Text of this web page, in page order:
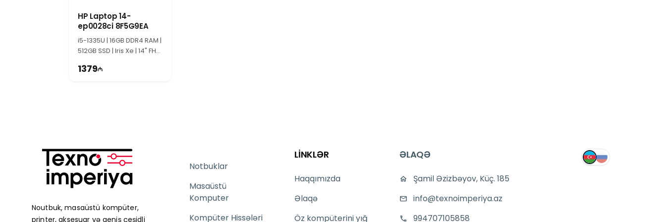
HP Laptop 14-
ep0028ci 8F5G9EA
i5-1335U | 16GB DDR4 RAM |
512GB SSD | Iris Xe | 14" FHD
1379
Noutbuk, masaüstü kompüter,
printer, aksesuar və geniş çeşidli
Notbuklar
Masaüstü
Komputer
Kompüter Hissələri
LİNKLƏR
Haqqımızda
Əlaqə
Öz kompüterini yığ
ƏLAQƏ
Şamil Əzizbəyov, Küç. 185
info@texnoimperiya.az
994707105858